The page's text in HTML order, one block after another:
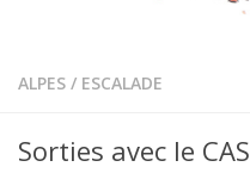
ALPES / ESCALADE
Sorties avec le CAS